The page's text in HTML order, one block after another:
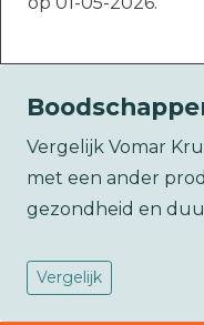
Vergelijk Vomar
met een ander
gezondheid en
Vergelijk